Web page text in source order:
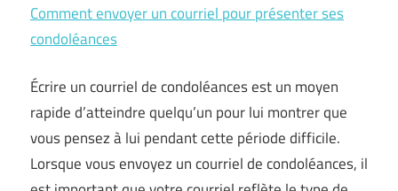
Comment envoyer un courriel pour présenter ses
condoléances
Écrire un courriel de condoléances est un moyen
rapide d’atteindre quelqu’un pour lui montrer que
vous pensez à lui pendant cette période difficile.
Lorsque vous envoyez un courriel de condoléances, il